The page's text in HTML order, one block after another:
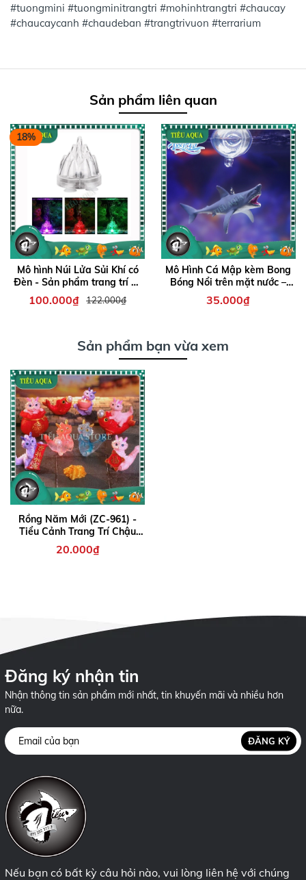
#tuongmini #tuongminitrangtri #mohinhtrangtri #chaucay
#chaucaycanh #chaudeban #trangtrivuon #terrarium
Sản phẩm liên quan
18%
Mô hình Núi Lửa Sủi Khí có
Đèn - Sản phẩm trang trí hồ
cá thêm sinh động
100.000₫ 122.000₫
Mô Hình Cá Mập kèm Bong
Bóng Nổi trên mặt nước –
Phụ kiện độc đáo giúp bể cá
thêm sinh động, đáng yêu
35.000₫
Sản phẩm bạn vừa xem
Rồng Năm Mới (ZC-961) -
Tiểu Cảnh Trang Trí Chậu
Sen đá, Hồ Cá, Bonsai,
Terrarium
20.000₫
Đăng ký nhận tin
Nhận thông tin sản phẩm mới nhất, tin khuyến mãi và nhiều hơn
nữa.
ĐĂNG KÝ
Nếu bạn có bất kỳ câu hỏi nào, vui lòng liên hệ với chúng